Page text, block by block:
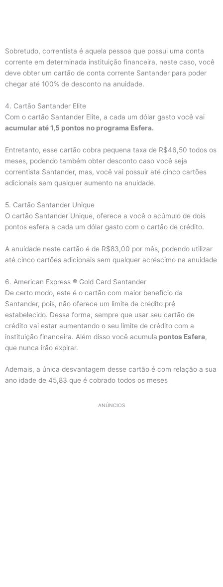
Sobretudo, correntista é aquela pessoa que possui uma conta
corrente em determinada instituição financeira, neste caso, você
deve obter um cartão de conta corrente Santander para poder
chegar até 100% de desconto na anuidade.
4. Cartão Santander Elite
Com o cartão Santander Elite, a cada um dólar gasto você vai
acumular até 1,5 pontos no programa Esfera.
Entretanto, esse cartão cobra pequena taxa de R$46,50 todos os
meses, podendo também obter desconto caso você seja
correntista Santander, mas, você vai possuir até cinco cartões
adicionais sem qualquer aumento na anuidade.
5. Cartão Santander Unique
O cartão Santander Unique, oferece a você o acúmulo de dois
pontos esfera a cada um dólar gasto com o cartão de crédito.
A anuidade neste cartão é de R$83,00 por mês, podendo utilizar
até cinco cartões adicionais sem qualquer acréscimo na anuidade
6. American Express ® Gold Card Santander
De certo modo, este é o cartão com maior benefício da
Santander, pois, não oferece um limite de crédito pré
estabelecido. Dessa forma, sempre que usar seu cartão de
crédito vai estar aumentando o seu limite de crédito com a
instituição financeira. Além disso você acumula pontos Esfera,
que nunca irão expirar.
Ademais, a única desvantagem desse cartão é com relação a sua
ano idade de 45,83 que é cobrado todos os meses
ANÚNCIOS